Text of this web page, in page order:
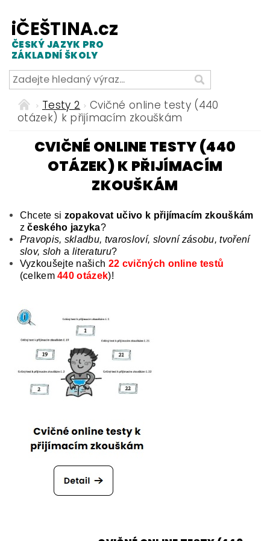
iČEŠTINA.cz
ČESKÝ JAZYK PRO
ZÁKLADNÍ ŠKOLY
Testy 2
Cvičné online testy (440
otázek) k přijímacím zkouškám
CVIČNÉ ONLINE TESTY (440
OTÁZEK) K PŘIJÍMACÍM
ZKOUŠKÁM
Chcete si zopakovat učivo k přijímacím zkouškám
z českého jazyka?
Pravopis, skladbu, tvarosloví, slovní zásobu, tvoření
slov, sloha literaturu?
Vyzkoušejte našich 22 cvičných online testů
(celkem440 otázek)!